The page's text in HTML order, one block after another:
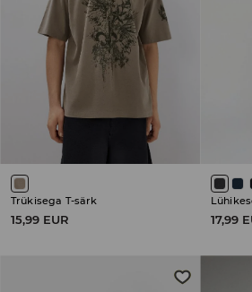
Trükisega T-särk
15,99 EUR 17,99